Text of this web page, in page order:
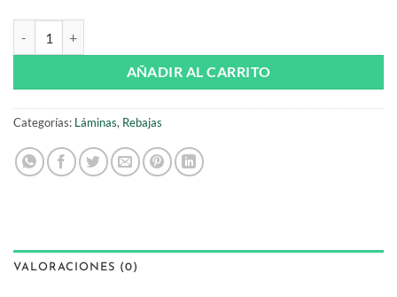
AÑADIR AL CARRITO
Categorías: Láminas, Rebajas
VALORACIONES (0)